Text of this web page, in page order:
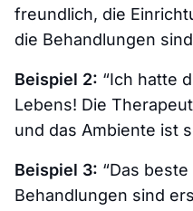
freundlich, die
die Behandlungen
Beispiel 2: “Ich hatte
Lebens! Die
und das Ambiente ist
Beispiel 3: “Das
Behandlungen sind